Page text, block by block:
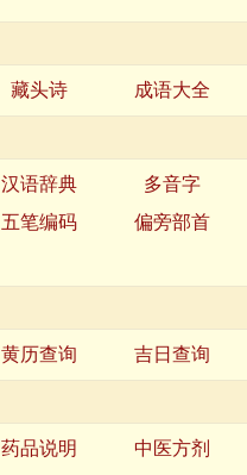
藏头诗 成语大全
汉语辞典 多音字
五笔编码 偏旁部首
黄历查询 吉日查询
药品说明 中医方剂